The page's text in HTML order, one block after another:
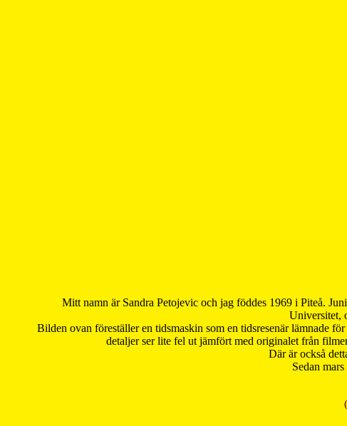
Mitt namn är Sandra Petojevic och jag föddes 1969 i Piteå.
Universitet,
Bilden ovan föreställer en tidsmaskin som en tidsresenär lämnade
detaljer ser lite fel ut jämfört med originalet från
Där är också
Sedan